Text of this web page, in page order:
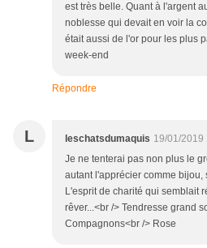
est très belle. Quant à l'argent
noblesse qui devait en voir la
était aussi de l'or pour les plus
week-end
Répondre
L leschatsdumaquis 19/01/2019
Je ne tenterai pas non plus le
autant l'apprécier comme bijou,
L'esprit de charité qui semblait
rêver...<br /> Tendresse grand
Compagnons<br /> Rose